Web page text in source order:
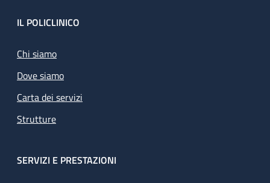
Footer
IL POLICLINICO
Chi siamo
Dove siamo
Carta dei servizi
Strutture
SERVIZI E PRESTAZIONI